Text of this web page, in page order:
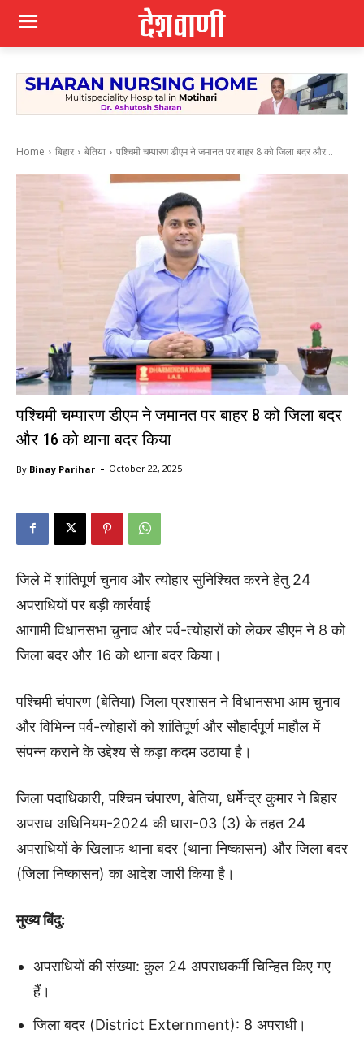
Home बिहार बेतिया पश्चिमी चम्पारण डीएम ने जमानत पर बाहर 8 को जिला बदर और...
पश्चिमी चम्पारण डीएम ने जमानत पर बाहर 8 को जिला बदर
और 16 को थाना बदर किया
By Binay Parihar - October 22, 2025
जिले में शांतिपूर्ण चुनाव और त्योहार सुनिश्चित करने हेतु 24
अपराधियों पर बड़ी कार्रवाई
आगामी विधानसभा चुनाव और पर्व-त्योहारों को लेकर डीएम ने 8 को
जिला बदर और 16 को थाना बदर किया।
पश्चिमी चंपारण (बेतिया) जिला प्रशासन ने विधानसभा आम चुनाव
और विभिन्न पर्व-त्योहारों को शांतिपूर्ण और सौहार्दपूर्ण माहौल में
संपन्न कराने के उद्देश्य से कड़ा कदम उठाया है।
जिला पदाधिकारी, पश्चिम चंपारण, बेतिया, धर्मेन्द्र कुमार ने बिहार
अपराध अधिनियम-2024 की धारा-03 (3) के तहत 24
अपराधियों के खिलाफ थाना बदर (थाना निष्कासन) और जिला बदर
(जिला निष्कासन) का आदेश जारी किया है।
मुख्य बिंदु:
अपराधियों की संख्या: कुल 24 अपराधकर्मी चिन्हित किए गए
हैं।
जिला बदर (District Externment): 8 अपराधी।